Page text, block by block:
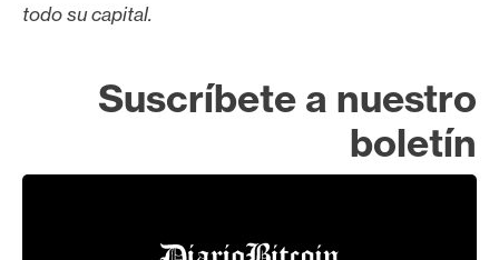
todo su capital.
Suscríbete a nuestro
boletín